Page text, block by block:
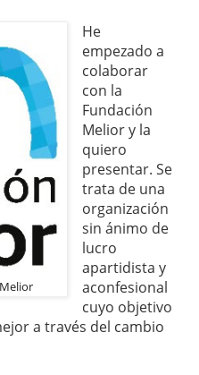
He
empezado a
colaborar
con la
Fundación
Melior y la
quiero
presentar. Se
trata de una
organización
sin ánimo de
lucro
apartidista y
aconfesional
cuyo objetivo
a través del cambio